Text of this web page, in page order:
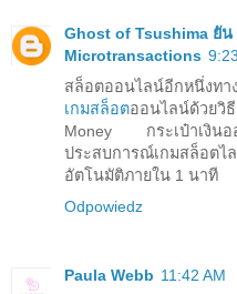
Ghost of Tsushima ยัน
Microtransactions
สล็อตออนไลน์อีกหนึ่งทา
เกมสล็อตออนไลน์ด้วย
Money กระเป๋าเงินอ
ประสบการณ์เกมสล็อ
อัตโนมัติภายใน 1 นาที
Odpowiedz
Paula Webb 11:42 AM